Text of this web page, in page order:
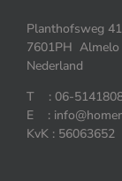
Planthofsweg 41
7601PH Almelo
Nederland
T : 06-
E :
KvK : 56063652